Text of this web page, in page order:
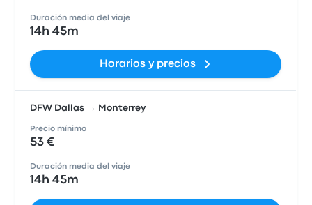
Duración media del viaje
14h 45m
Horarios y precios
DFW Dallas → Monterrey
Precio mínimo
53 €
Duración media del viaje
14h 45m